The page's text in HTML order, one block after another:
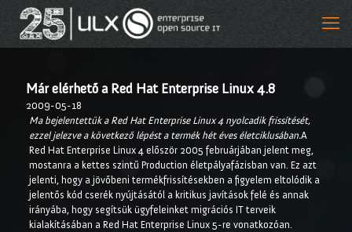
Már elérhető a Red Hat Enterprise Linux 4.8
2009-05-18
Ma bejelentettük a Red Hat Enterprise Linux 4 nyolcadik frissítését,
ezzel jelezve a következő lépést a termék hét éves életciklusában.A
Red Hat Enterprise Linux 4 először 2005 februárjában jelent meg,
mostanra a kettes szintű Production életpályafázisban van. Ez azt
jelenti, hogy a jövőbeni termékfrissítésekben a figyelem eltolódik a
jelentős kód cserék nyújtásától a kritikus javítások felé és annak
irányába, hogy segítsük ügyfeleinket migrációs IT terveik
kialakításában a Red Hat Enterprise Linux 5-re vonatkozóan.